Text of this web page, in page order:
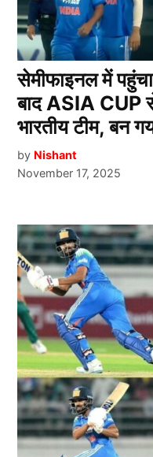
सेमीफाइनल में
बाद ASIA CUP
भारतीय टीम, बन
by Nishant
November 17, 2025